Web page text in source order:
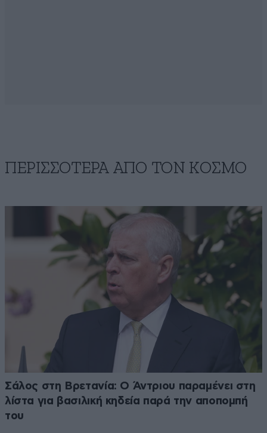
ΠΕΡΙΣΣΟΤΕΡΑ ΑΠΟ ΤΟΝ ΚΟΣΜΟ
Σάλος στη Βρετανία: Ο Άντριου παραμένει στη
λίστα για βασιλική κηδεία παρά την αποπομπή
του